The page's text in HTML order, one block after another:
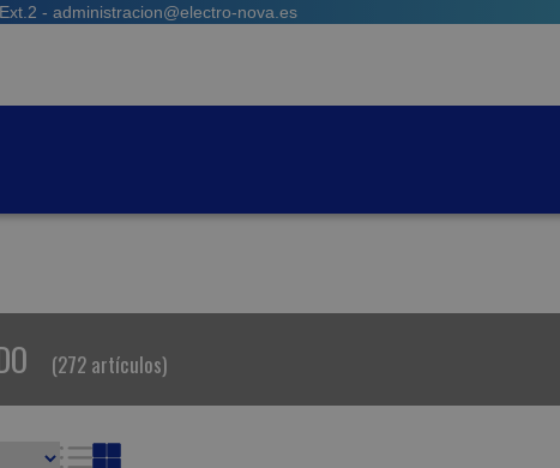
- administracion@electro-nova.es
(272 artículos)